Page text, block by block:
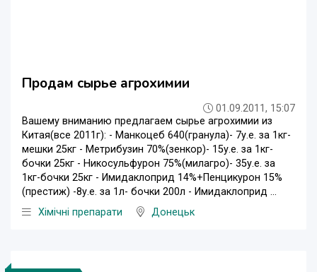
Продам сырье агрохимии
01.09.2011, 15:07
Вашему вниманию предлагаем сырье агрохимии из
Китая(все 2011г): - Манкоцеб 640(гранула)- 7у.е. за 1кг-
мешки 25кг - Метрибузин 70%(зенкор)- 15у.е. за 1кг-
бочки 25кг - Никосульфурон 75%(милагро)- 35у.е. за
1кг-бочки 25кг - Имидаклоприд 14%+Пенцикурон 15%
(престиж) -8у.е. за 1л- бочки 200л - Имидаклоприд ...
Хімічні препарати
Донецьк